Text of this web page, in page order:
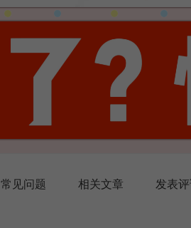
常见问题 相关文章 发表